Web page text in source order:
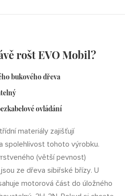
rošt EVO Mobil?
bukového dřeva
ovládání
materiály zajišťují
spolehlivost tohoto výrobku.
(větší pevnost)
ze dřeva sibiřské břízy. U
motorová část do úložného